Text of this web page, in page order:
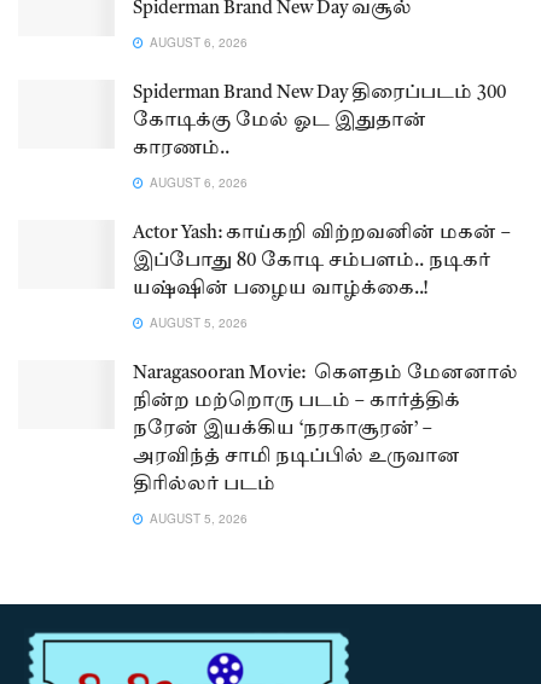
Spiderman Brand New Day வசூல்
AUGUST 6, 2026
Spiderman Brand New Day திரைப்படம் 300
கோடிக்கு மேல் ஓட இதுதான்
காரணம்..
AUGUST 6, 2026
Actor Yash: காய்கறி விற்றவனின் மகன் –
இப்போது 80 கோடி சம்பளம்.. நடிகர்
யஷ்ஷின் பழைய வாழ்க்கை..!
AUGUST 5, 2026
Naragasooran Movie: கௌதம் மேனனால்
நின்ற மற்றொரு படம் – கார்த்திக்
நரேன் இயக்கிய ‘நரகாசூரன்’ –
அரவிந்த் சாமி நடிப்பில் உருவான
திரில்லர் படம்
AUGUST 5, 2026